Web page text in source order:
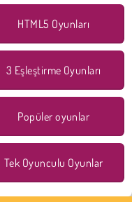
HTML5 Oyunları
3 Eşleştirme Oyunları
Popüler oyunlar
Tek Oyunculu Oyunlar